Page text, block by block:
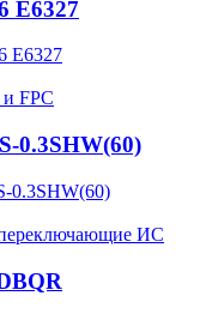
E6327
FPC
0.3SHW(60)
ИС